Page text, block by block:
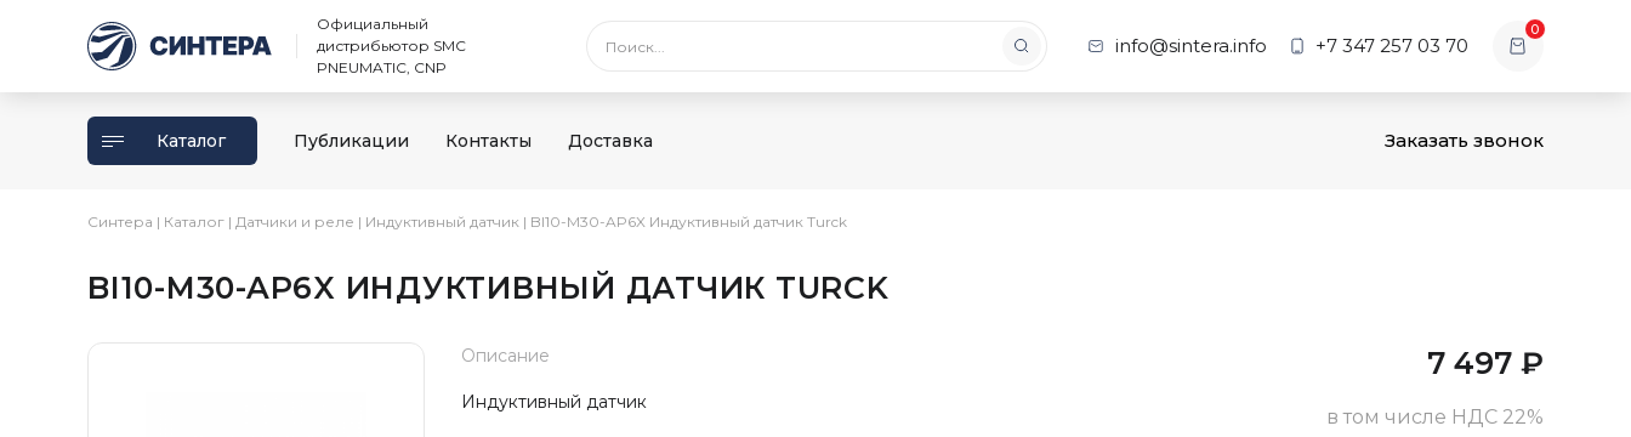
Официальный
дистрибьютор SMC
PNEUMATIC, CNP
info@sintera.info +7 347 257 03 70
0
Каталог Публикации Контакты Доставка Заказать звонок
Синтера | Каталог | Датчики и реле | Индуктивный датчик | BI10-M30-AP6X Индуктивный датчик Turck
BI10-M30-AP6X ИНДУКТИВНЫЙ ДАТЧИК TURCK
Описание
Индуктивный датчик
7 497 ₽
в том числе НДС 22%